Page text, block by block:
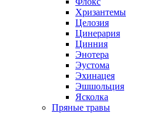
Хризантемы
Целозия
Цинерария
Цинния
Энотера
Эустома
Эхинацея
Эшшольция
Ясколка
Пряные травы